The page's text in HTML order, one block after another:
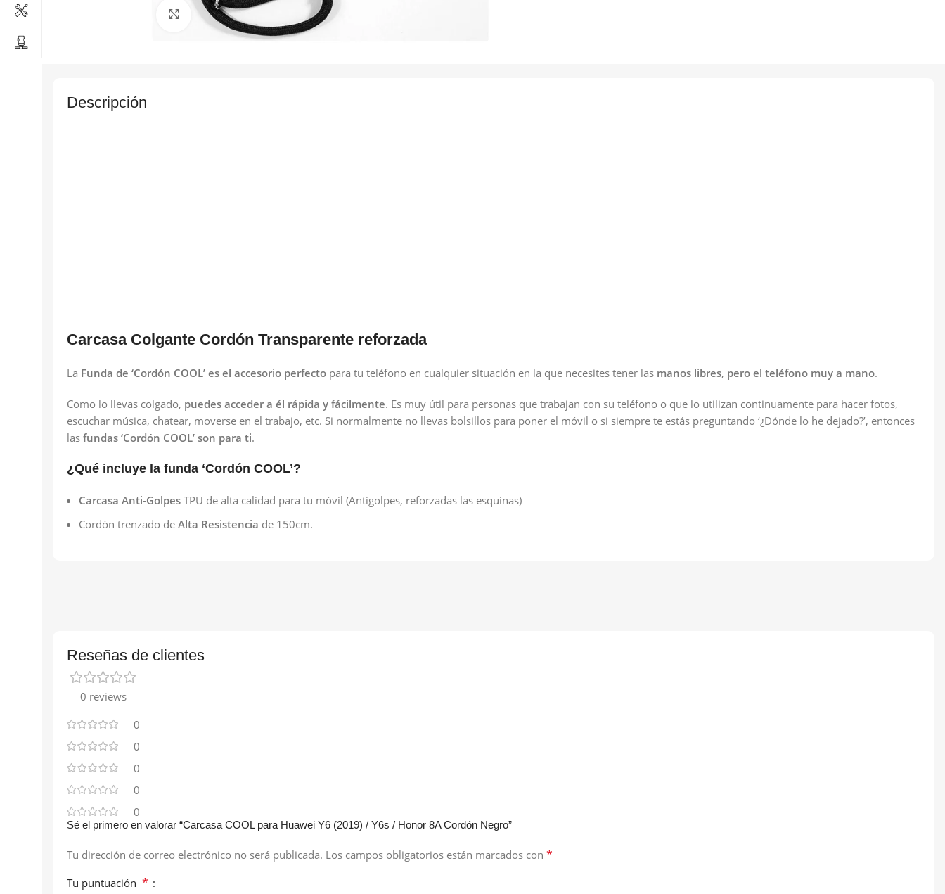
Click to enlarge
Descripción
Carcasa Colgante Cordón Transparente reforzada
La Funda de ‘Cordón COOL’ es el accesorio perfecto para tu teléfono en cualquier situación en la que necesites tener las manos libres, pero el teléfono muy a mano.
Como lo llevas colgado, puedes acceder a él rápida y fácilmente. Es muy útil para personas que trabajan con su teléfono o que lo utilizan continuamente para hacer fotos,
escuchar música, chatear, moverse en el trabajo, etc. Si normalmente no llevas bolsillos para poner el móvil o si siempre te estás preguntando ‘¿Dónde lo he dejado?’, entonces
las fundas ‘Cordón COOL’ son para ti.
¿Qué incluye la funda ‘Cordón COOL’?
Carcasa Anti-Golpes TPU de alta calidad para tu móvil (Antigolpes, reforzadas las esquinas)
Cordón trenzado de Alta Resistencia de 150cm.
Reseñas de clientes
0 reviews
0
0
0
0
0
Sé el primero en valorar “Carcasa COOL para Huawei Y6 (2019) / Y6s / Honor 8A Cordón Negro”
Tu dirección de correo electrónico no será publicada. Los campos obligatorios están marcados con *
Tu puntuación *